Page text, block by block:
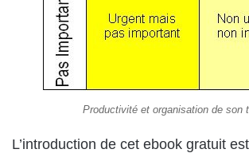
Productivité et organisation de son
L’introduction de cet ebook gratuit est